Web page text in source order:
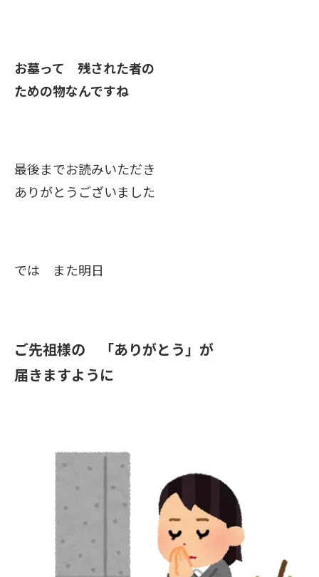
お墓って 残された者の
ための物なんですね
最後までお読みいただき
ありがとうございました
では また明日
ご先祖様の 「ありがとう」が
届きますように